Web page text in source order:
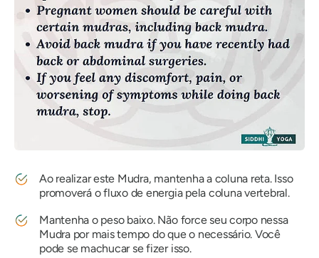
Ao realizar este Mudra, mantenha a coluna reta. Isso
promoverá o fluxo de energia pela coluna vertebral.
Mantenha o peso baixo. Não force seu corpo nessa
Mudrapor mais tempo do que o necessário. Você
pode se machucar se fizer isso.